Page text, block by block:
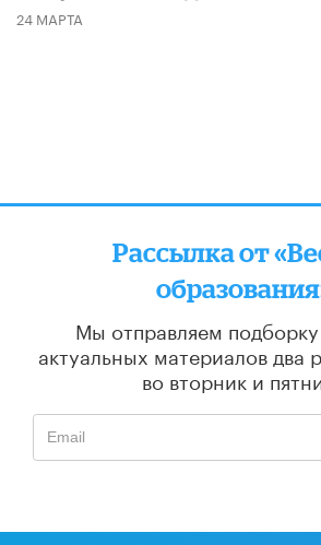
24 МАРТА
Рассылка от
Мы отправляем
актуальных материалов два
во вторник и